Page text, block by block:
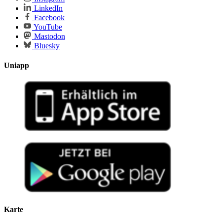
LinkedIn
Facebook
YouTube
Mastodon
Bluesky
Uniapp
Karte